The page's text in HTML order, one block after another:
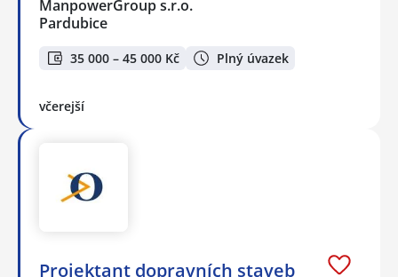
ManpowerGroup s.r.o.
Pardubice
35 000 – 45 000 Kč Plný úvazek
včerejší
Projektant dopravních staveb